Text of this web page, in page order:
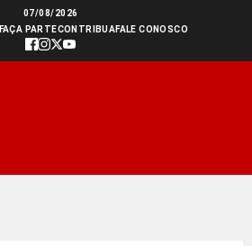
07/08/2026
FAÇA PARTECONTRIBUAFALE CONOSCO